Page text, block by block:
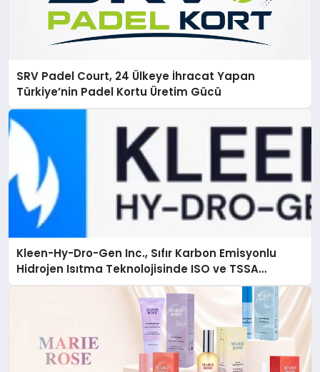
SRV Padel Court, 24 Ülkeye İhracat Yapan
Türkiye’nin Padel Kortu Üretim Gücü
Kleen-Hy-Dro-Gen Inc., Sıfır Karbon Emisyonlu
Hidrojen Isıtma Teknolojisinde ISO ve TSSA
Düzenleyici Onaylarını Aldı